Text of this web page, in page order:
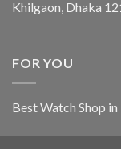
Khilgaon, Dhaka
FOR YOU
Best Watch Shop in